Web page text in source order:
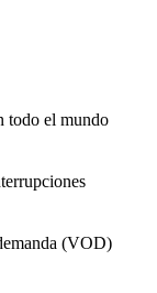
todo el mundo
(VOD)